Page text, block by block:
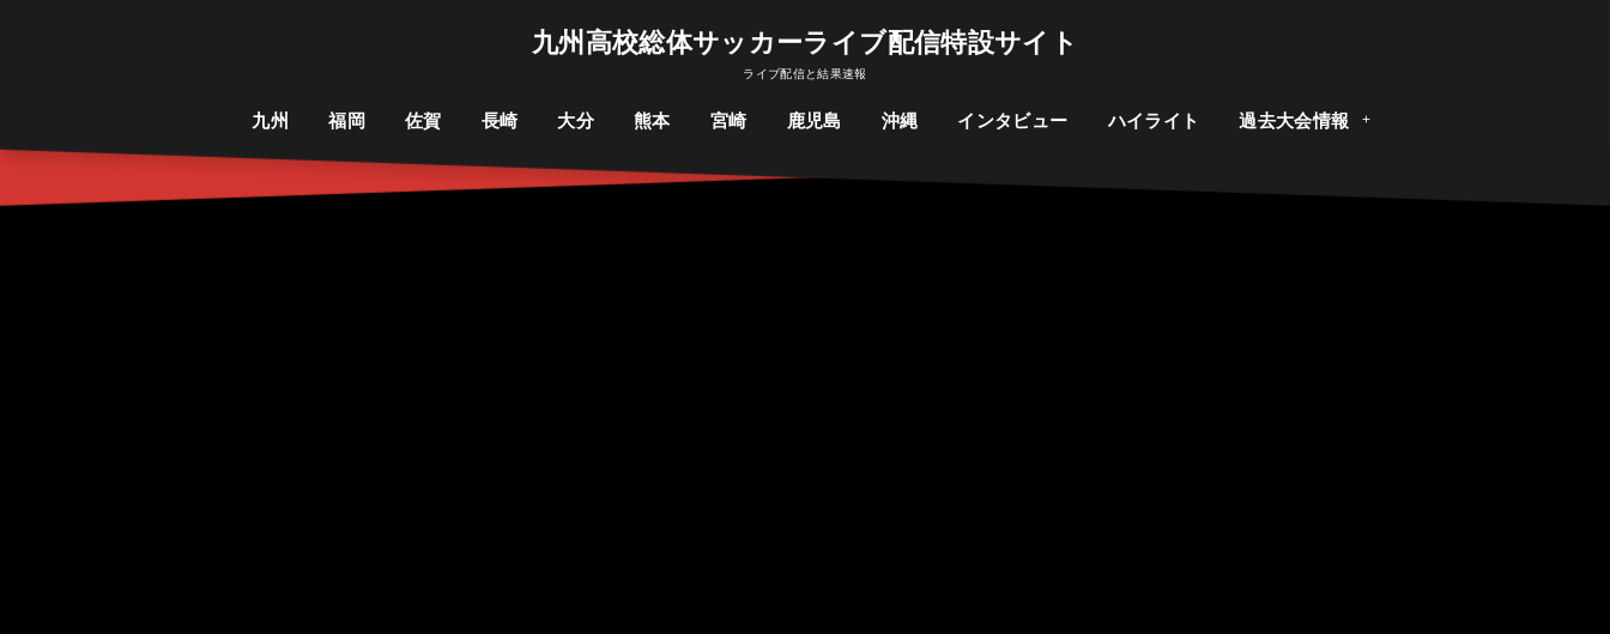
九州高校総体サッカーライブ配信特設サイト
ライブ配信と結果速報
九州 福岡 佐賀 長崎 大分 熊本 宮崎 鹿児島 沖縄 インタビュー ハイライト 過去大会情報